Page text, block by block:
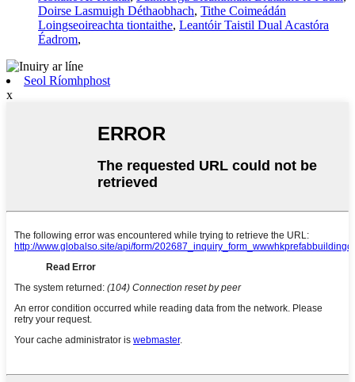
Doirse Lasmuigh Déthaobhach, Tithe Coimeádán
Loingseoireachta tiontaithe, Leantóir Taistil Dual Acastóra
Éadrom,
Seol Ríomhphost
x